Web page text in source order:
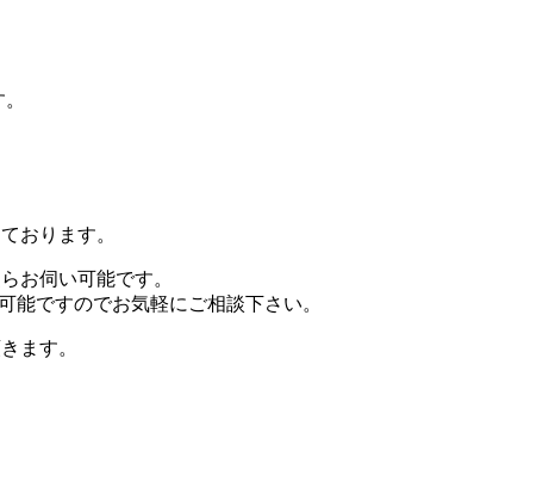
おります。
お伺い可能です。
能ですのでお気軽にご相談下さい。
ます。